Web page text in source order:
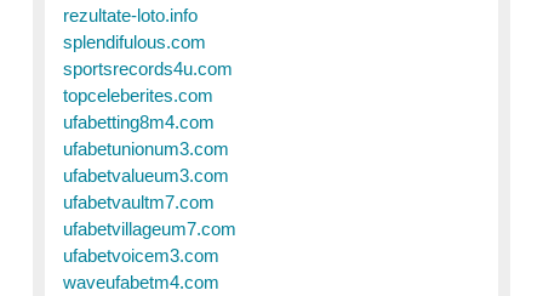
rezultate-loto.info
splendifulous.com
sportsrecords4u.com
topceleberites.com
ufabetting8m4.com
ufabetunionum3.com
ufabetvalueum3.com
ufabetvaultm7.com
ufabetvillageum7.com
ufabetvoicem3.com
waveufabetm4.com